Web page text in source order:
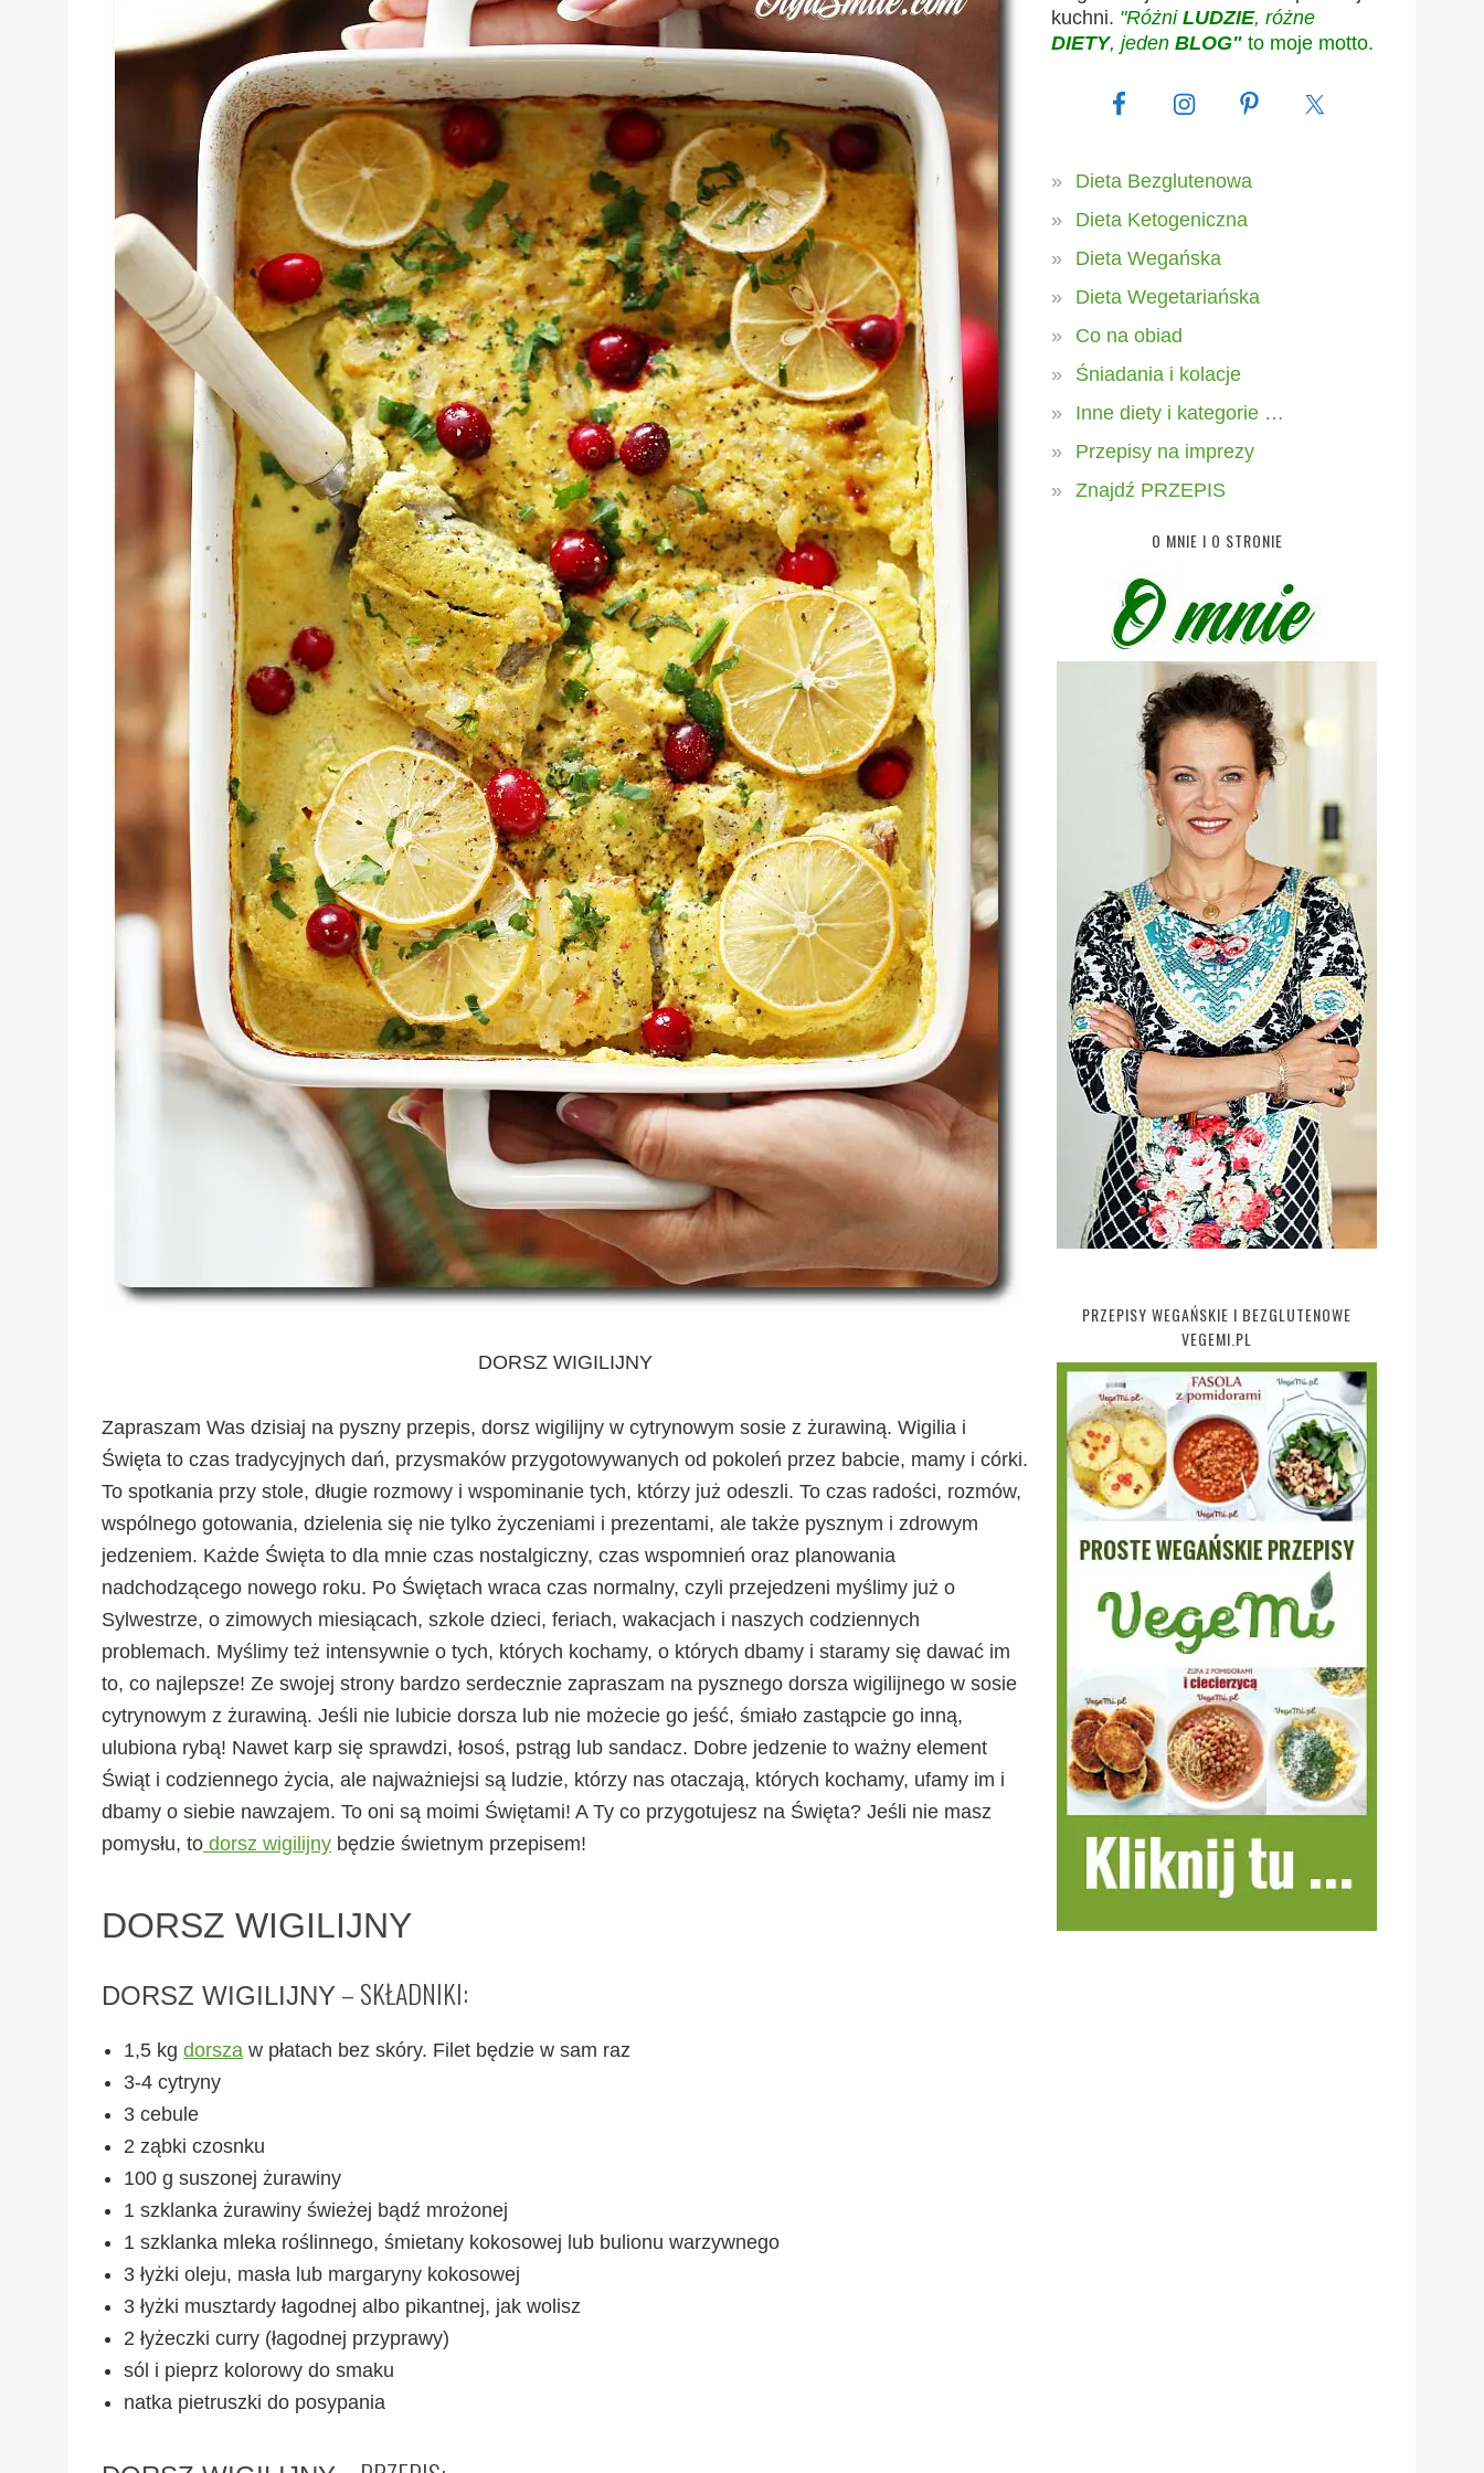
DORSZ WIGILIJNY
Zapraszam Was dzisiaj na pyszny przepis, dorsz wigilijny w cytrynowym sosie z żurawiną. Wigilia i
Święta to czas tradycyjnych dań, przysmaków przygotowywanych od pokoleń przez babcie, mamy i córki.
To spotkania przy stole, długie rozmowy i wspominanie tych, którzy już odeszli. To czas radości, rozmów,
wspólnego gotowania, dzielenia się nie tylko życzeniami i prezentami, ale także pysznym i zdrowym
jedzeniem. Każde Święta to dla mnie czas nostalgiczny, czas wspomnień oraz planowania
nadchodzącego nowego roku. Po Świętach wraca czas normalny, czyli przejedzeni myślimy już o
Sylwestrze, o zimowych miesiącach, szkole dzieci, feriach, wakacjach i naszych codziennych
problemach. Myślimy też intensywnie o tych, których kochamy, o których dbamy i staramy się dawać im
to, co najlepsze! Ze swojej strony bardzo serdecznie zapraszam na pysznego dorsza wigilijnego w sosie
cytrynowym z żurawiną. Jeśli nie lubicie dorsza lub nie możecie go jeść, śmiało zastąpcie go inną,
ulubiona rybą! Nawet karp się sprawdzi, łosoś, pstrąg lub sandacz. Dobre jedzenie to ważny element
Świąt i codziennego życia, ale najważniejsi są ludzie, którzy nas otaczają, których kochamy, ufamy im i
dbamy o siebie nawzajem. To oni są moimi Świętami! A Ty co przygotujesz na Święta? Jeśli nie masz
pomysłu, to dorsz wigilijny będzie świetnym przepisem!
DORSZ WIGILIJNY
DORSZ WIGILIJNY – SKŁADNIKI:
1,5 kg dorsza w płatach bez skóry. Filet będzie w sam raz
3-4 cytryny
3 cebule
2 ząbki czosnku
100 g suszonej żurawiny
1 szklanka żurawiny świeżej bądź mrożonej
1 szklanka mleka roślinnego, śmietany kokosowej lub bulionu warzywnego
3 łyżki oleju, masła lub margaryny kokosowej
3 łyżki musztardy łagodnej albo pikantnej, jak wolisz
2 łyżeczki curry (łagodnej przyprawy)
sól i pieprz kolorowy do smaku
natka pietruszki do posypania
kuchni. "Różni LUDZIE, różne
DIETY, jeden BLOG" to moje motto.
Dieta Bezglutenowa
Dieta Ketogeniczna
Dieta Wegańska
Dieta Wegetariańska
Co na obiad
Śniadania i kolacje
Inne diety i kategorie …
Przepisy na imprezy
Znajdź PRZEPIS
O MNIE I O STRONIE
PRZEPISY WEGAŃSKIE I BEZGLUTENOWE
VEGEMI.PL